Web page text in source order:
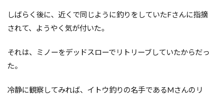
しばらく後に、近くで同じように釣りをしていたFさんに指摘
されて、ようやく気が付いた。
それは、ミノーをデッドスローでリトリーブしていたからだっ
た。
冷静に観察してみれば、イトウ釣りの名手であるMさんのリ